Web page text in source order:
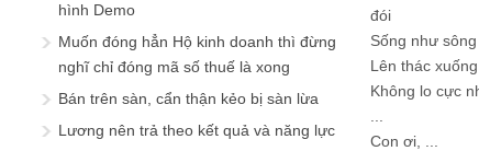
hình Demo
Muốn đóng hẳn Hộ kinh doanh thì đừng
nghĩ chỉ đóng mã số thuế là xong
Bán trên sàn, cẩn thận kẻo bị sàn lừa
Lương nên trả theo kết quả và năng lực
đói
Sống như
Lên thác
Không lo cực
Con ơi, ...